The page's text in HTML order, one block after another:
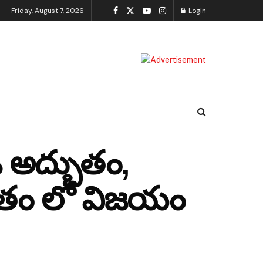
Friday, August 7, 2026 Login
లో విజయం